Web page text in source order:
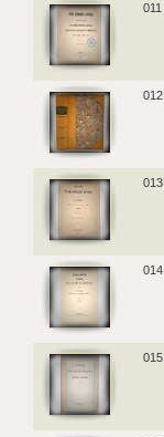
011
012
013
014
015